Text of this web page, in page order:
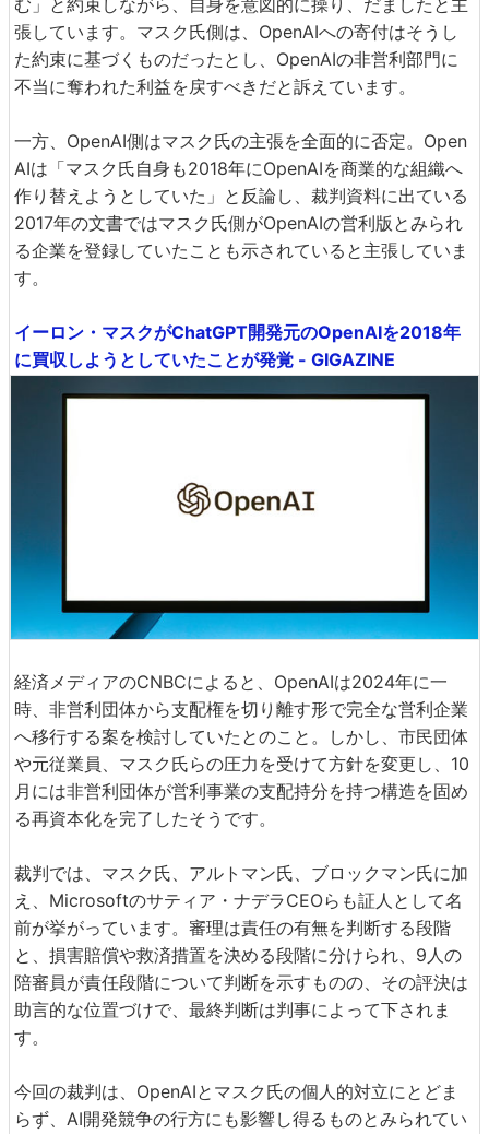
む」と約束しながら、自身を意図的に操り、だましたと主
張しています。マスク氏側は、OpenAIへの寄付はそうし
た約束に基づくものだったとし、OpenAIの非営利部門に
不当に奪われた利益を戻すべきだと訴えています。
一方、OpenAI側はマスク氏の主張を全面的に否定。Open
AIは「マスク氏自身も2018年にOpenAIを商業的な組織へ
作り替えようとしていた」と反論し、裁判資料に出ている
2017年の文書ではマスク氏側がOpenAIの営利版とみられ
る企業を登録していたことも示されていると主張していま
す。
イーロン・マスクがChatGPT開発元のOpenAIを2018年
に買収しようとしていたことが発覚 - GIGAZINE
経済メディアのCNBCによると、OpenAIは2024年に一
時、非営利団体から支配権を切り離す形で完全な営利企業
へ移行する案を検討していたとのこと。しかし、市民団体
や元従業員、マスク氏らの圧力を受けて方針を変更し、10
月には非営利団体が営利事業の支配持分を持つ構造を固め
る再資本化を完了したそうです。
裁判では、マスク氏、アルトマン氏、ブロックマン氏に加
え、Microsoftのサティア・ナデラCEOらも証人として名
前が挙がっています。審理は責任の有無を判断する段階
と、損害賠償や救済措置を決める段階に分けられ、9人の
陪審員が責任段階について判断を示すものの、その評決は
助言的な位置づけで、最終判断は判事によって下されま
す。
今回の裁判は、OpenAIとマスク氏の個人的対立にとどま
らず、AI開発競争の行方にも影響し得るものとみられてい